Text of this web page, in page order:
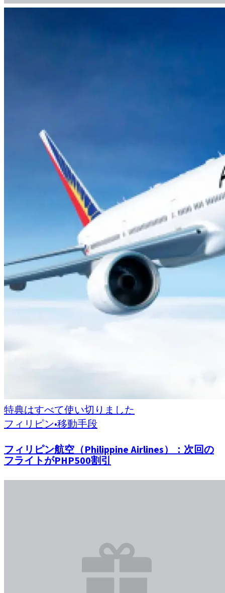
特典はすべて使い切りました
フィリピン•移動手段
フィリピン航空（Philippine Airlines）：次回の
フライトがPHP500割引